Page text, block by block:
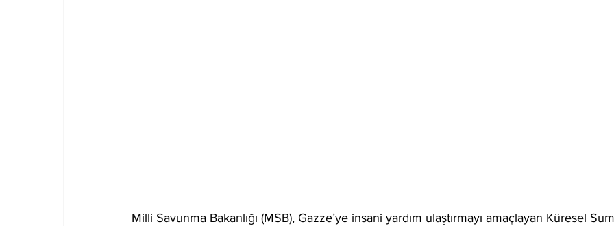
Milli Savunma Bakanlığı (MSB), Gazze’ye insani yardım ulaştırmayı amaçlayan Küresel